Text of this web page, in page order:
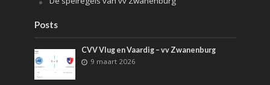
Posts
CVV Vlug en Vaardig – vv Zwanenburg
9 maart 2026